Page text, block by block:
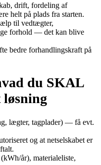
drift, fordeling af
helt på plads fra starten.
til vedtægter,
forhold — det kan blive
bedre forhandlingskraft på
du SKAL
løsning
lægter, tagplader) — få evt.
og at netselskabet er
år), materialeliste,